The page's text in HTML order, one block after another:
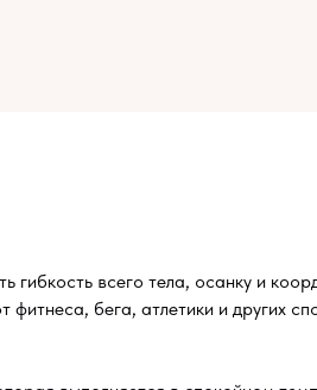
гибкость всего тела, осанку и
бега, атлетики и других